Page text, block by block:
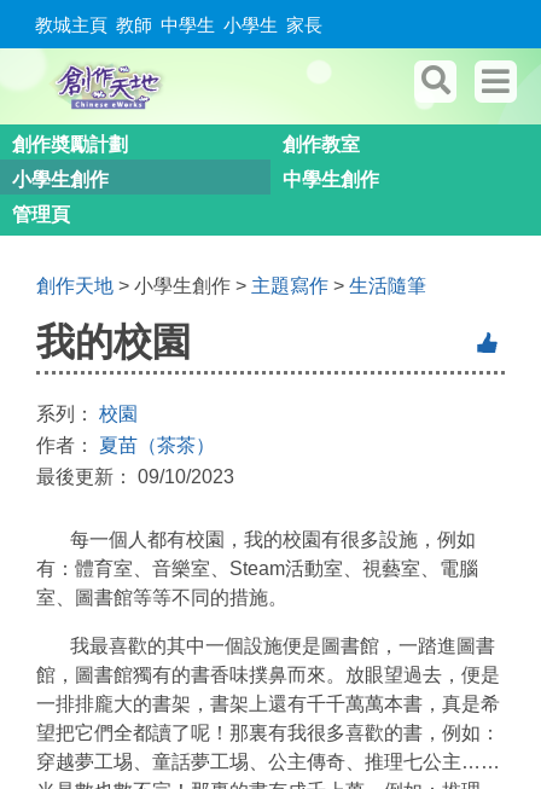
教城主頁 教師 中學生 小學生 家長
創作奬勵計劃
創作教室
小學生創作
中學生創作
管理頁
創作天地 > 小學生創作 > 主題寫作 > 生活隨筆
我的校園
系列： 校園
作者： 夏苗（茶茶）
最後更新： 09/10/2023
每一個人都有校園，我的校園有很多設施，例如
有：體育室、音樂室、Steam活動室、視藝室、電腦
室、圖書館等等不同的措施。
我最喜歡的其中一個設施便是圖書館，一踏進圖書
館，圖書館獨有的書香味撲鼻而來。放眼望過去，便是
一排排龐大的書架，書架上還有千千萬萬本書，真是希
望把它們全都讀了呢！那裏有我很多喜歡的書，例如：
穿越夢工埸、童話夢工埸、公主傳奇、推理七公主……